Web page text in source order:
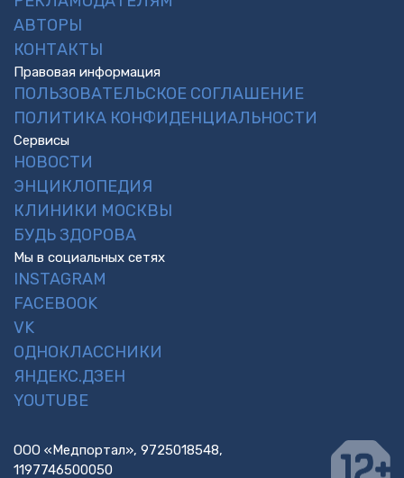
АВТОРЫ
КОНТАКТЫ
Правовая информация
ПОЛЬЗОВАТЕЛЬСКОЕ СОГЛАШЕНИЕ
ПОЛИТИКА КОНФИДЕНЦИАЛЬНОСТИ
Сервисы
НОВОСТИ
ЭНЦИКЛОПЕДИЯ
КЛИНИКИ МОСКВЫ
БУДЬ ЗДОРОВА
Мы в социальных сетях
INSTAGRAM
FACEBOOK
VK
ОДНОКЛАССНИКИ
ЯНДЕКС.ДЗЕН
YOUTUBE
ООО «Медпортал», 9725018548,
1197746500050